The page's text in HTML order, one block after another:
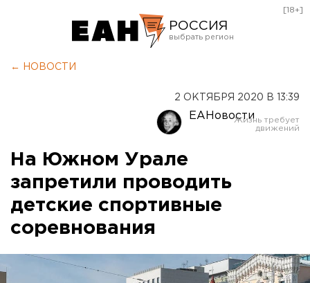
РОССИЯ
Оренбург
[18+]
← НОВОСТИ
2 ОКТЯБРЯ 2020 В 13:39
ЕАНовости
На Южном Урале
запретили проводить
детские спортивные
соревнования